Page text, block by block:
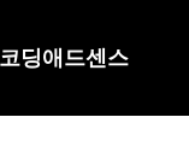
코딩애드센스